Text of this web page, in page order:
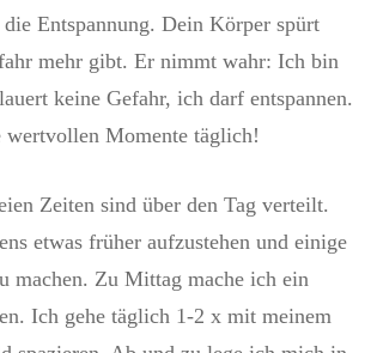
Entspannung. Dein Körper spürt
mehr gibt. Er nimmt wahr: Ich bin
keine Gefahr, ich darf entspannen.
wertvollen Momente täglich!
Zeiten sind über den Tag verteilt.
etwas früher aufzustehen und einige
machen. Zu Mittag mache ich ein
Ich gehe täglich 1-2 x mit meinem